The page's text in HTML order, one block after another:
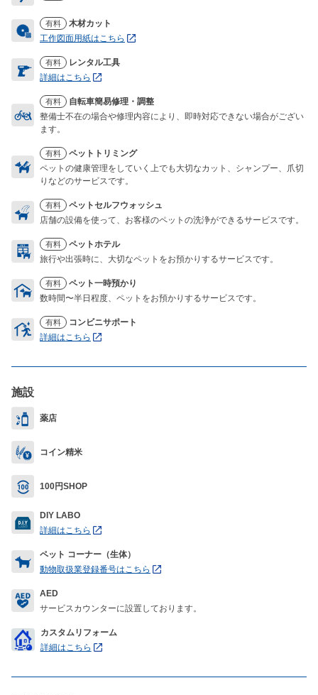
有料
木材カット
工作図面用紙はこちら
有料
レンタル工具
詳細はこちら
有料
自転車簡易修理・調整
整備士不在の場合や修理内容により、即時対応できない場合がござい
ます。
有料
ペットトリミング
ペットの健康管理をしていく上でも大切なカット、シャンプー、爪切
りなどのサービスです。
有料
ペットセルフウォッシュ
店舗の設備を使って、お客様のペットの洗浄ができるサービスです。
有料
ペットホテル
旅行や出張時に、大切なペットをお預かりするサービスです。
有料
ペット一時預かり
数時間〜半日程度、ペットをお預かりするサービスです。
有料
コンビニサポート
詳細はこちら
施設
薬店
コイン精米
100円SHOP
DIY LABO
詳細はこちら
ペット コーナー（生体）
動物取扱業登録番号はこちら
AED
サービスカウンターに設置しております。
カスタムリフォーム
詳細はこちら